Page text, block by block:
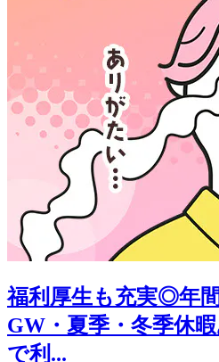
福利厚生も充実◎年間
GW・夏季・冬季休
で利...